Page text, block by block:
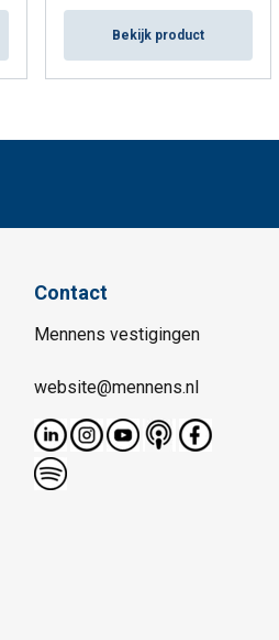
Bekijk product
Contact
Mennens vestigingen
website@mennens.nl